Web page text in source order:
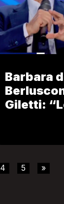
Barbara
Giletti:
4 5 »